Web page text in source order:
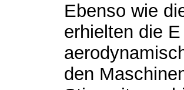
Ebenso wie
erhielten die
den